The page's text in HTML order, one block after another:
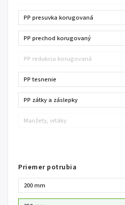
PP presuvka korugovaná
PP prechod korugovaný
PP redukcia korugovaná
PP tesnenie
PP zátky a záslepky
Manžety, vrtáky
Priemer potrubia
200 mm